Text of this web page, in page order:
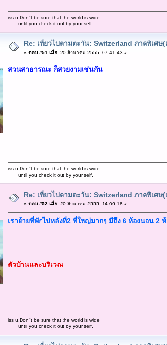
iss u.Don"t be sure that the world is wide
until you check it out by your self.
Re: เที่ยวไปตามตะวัน: Switzerland ภาคพิเศษ(
« ตอบ #51 เมื่อ:20 สิงหาคม 2555, 07:41:43 »
สวนสาธารณะ ก็สวยงามเช่นกัน
iss u.Don"t be sure that the world is wide
until you check it out by your self.
Re: เที่ยวไปตามตะวัน: Switzerland ภาคพิเศษ(
« ตอบ #52 เมื่อ:20 สิงหาคม 2555, 14:06:18 »
เราย้ายที่พักไปหลังที่2 ที่ใหญ่มากๆ มีถึง 6 ห้องนอน 2 ห้
ตัวบ้านและบริเวณ
iss u.Don"t be sure that the world is wide
until you check it out by your self.